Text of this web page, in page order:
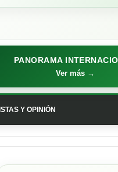
PANORAMA
Ver más →
Y OPINIÓN